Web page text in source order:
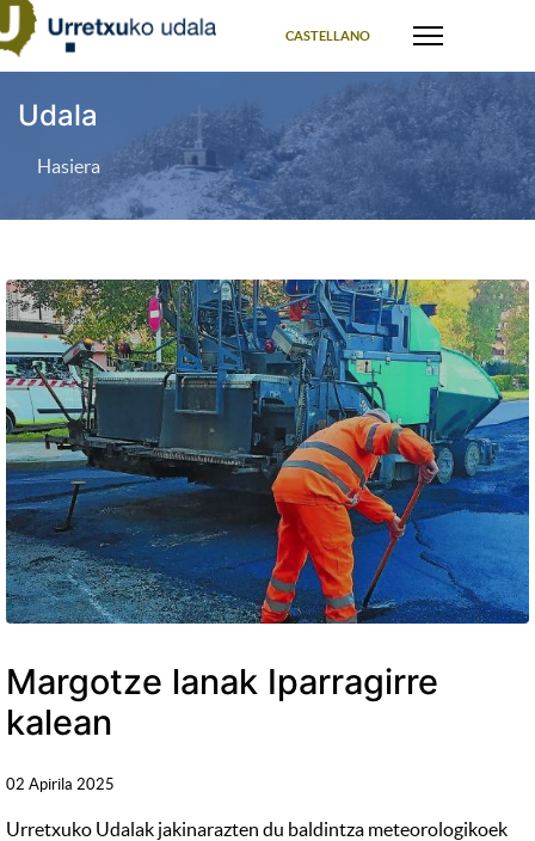
CASTELLANO
Udala
Hasiera
Margotze lanak Iparragirre
kalean
02 Apirila 2025
Urretxuko Udalak jakinarazten du baldintza meteorologikoek